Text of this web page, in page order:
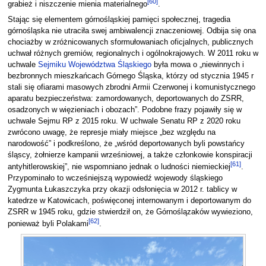
grabież i niszczenie mienia materialnego
.
Stając się elementem górnośląskiej pamięci społecznej, tragedia
górnośląska nie utraciła swej ambiwalencji znaczeniowej. Odbija się ona
chociażby w zróżnicowanych sformułowaniach oficjalnych, publicznych
uchwał różnych gremiów, regionalnych i ogólnokrajowych. W 2011 roku w
uchwale Sejmiku Województwa Śląskiegobyła mowa o „niewinnych i
bezbronnych mieszkańcach Górnego Śląska, którzy od stycz­nia 1945 r
stali się ofiarami masowych zbrodni Armii Czerwonej i komunistycznego
aparatu bezpieczeństwa: zamordowanych, deporto­wanych do ZSRR,
osadzonych w więzieniach i obozach”. Podobne frazy pojawiły się w
uchwale Sejmu RP z 2015 roku. W uchwale Senatu RP z 2020 roku
zwrócono uwagę, że represje miały miejsce „bez względu na
narodowość” i podkreślono, że „wśród deportowanych byli powstańcy
śląscy, żołnie­rze kampanii wrześniowej, a także członkowie konspiracji
antyhitlerowskiej”, nie wspomniano jednak o ludności niemieckiej[61].
Przypominało to wcześniejszą wypowiedź wojewody śląskiego
Zygmunta Łukaszczyka przy okazji odsłonięcia w 2012 r. tablicy w
katedrze w Katowicach, poświęconej internowanym i deportowanym do
ZSRR w 1945 roku, gdzie stwierdził on, że Górnoślązaków wywieziono,
ponieważ byli Polakami[62].